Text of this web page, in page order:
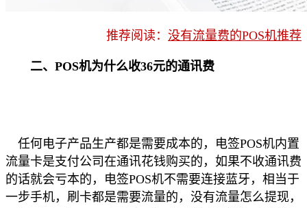
推荐阅读： 没有流量费的POS机推荐
二、POS机为什么收36元的通讯费
任何电子产品生产都是需要成本的，电签POS机内置
流量卡是支付公司在通讯花钱购买的，如果不收通讯费
的话就会亏本的，电签POS机不需要连接蓝牙，相当于
一步手机，刷卡都是需要流量的，没有流量怎么提现，